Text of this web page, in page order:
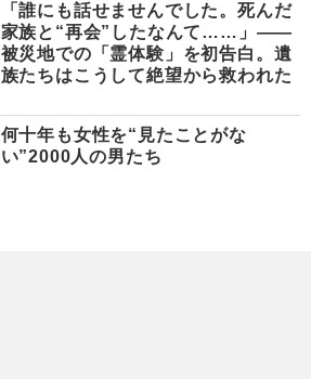
「誰にも話せませんでした。死んだ
家族と“再会”したなんて……」――
被災地での「霊体験」を初告白。遺
族たちはこうして絶望から救われた
何十年も女性を“見たことがな
い”2000人の男たち